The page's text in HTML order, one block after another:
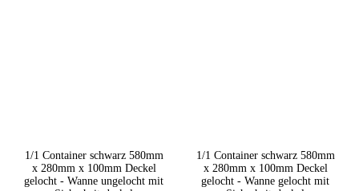
1/1 Container schwarz 580mm
x 280mm x 100mm Deckel
gelocht - Wanne ungelocht mit
1/1 Container schwarz 580mm
x 280mm x 100mm Deckel
gelocht - Wanne gelocht mit